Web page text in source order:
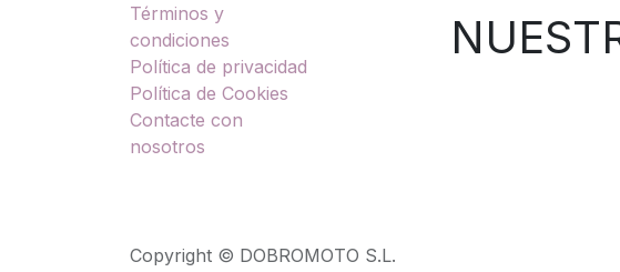
Términos y
condiciones
Política de privacidad
Política de Cookies
Contacte con
nosotros
Copyright © DOBROMOTO S.L.